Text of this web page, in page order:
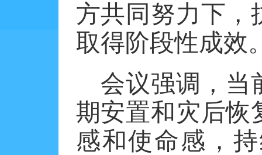
方共同努力下，
取得阶段性成效
会议强调，当
期安置和灾后恢
感和使命感，